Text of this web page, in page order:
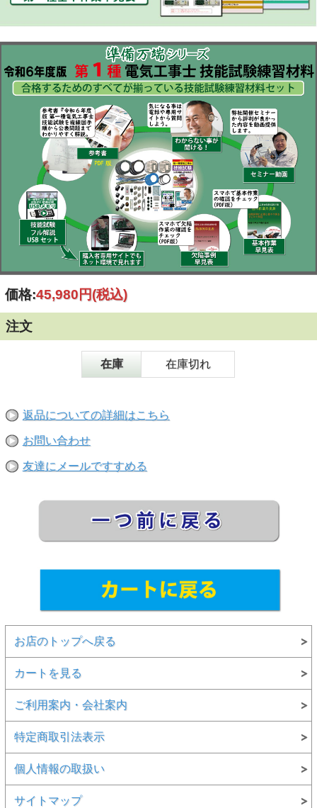
価格:45,980円(税込)
注文
在庫 在庫切れ
返品についての詳細はこちら
お問い合わせ
友達にメールですすめる
お店のトップへ戻る
カートを見る
ご利用案内・会社案内
特定商取引法表示
個人情報の取扱い
サイトマップ